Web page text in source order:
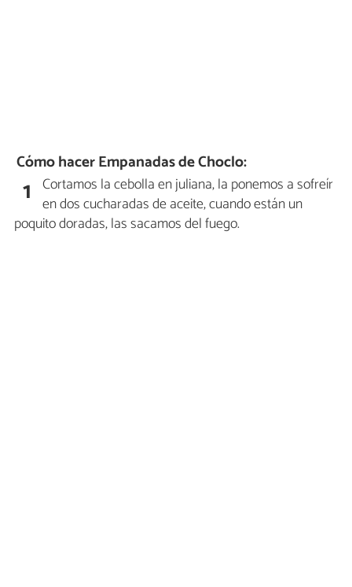
Cómo hacer Empanadas de Choclo:
1 Cortamos la cebolla en juliana, la ponemos a sofreír
en dos cucharadas de aceite, cuando están un
poquito doradas, las sacamos del fuego.